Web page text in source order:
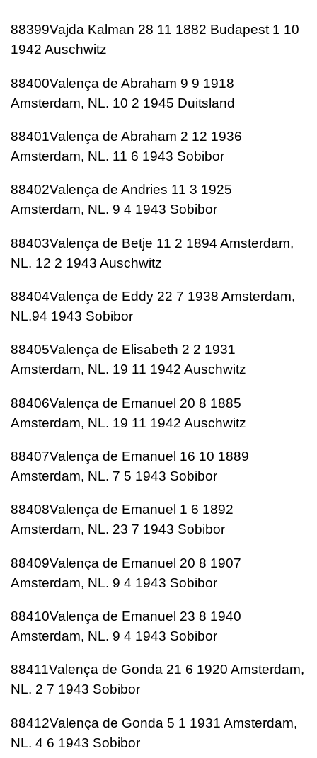
88399Vajda Kalman 28 11 1882 Budapest 1 10
1942 Auschwitz
88400Valença de Abraham 9 9 1918
Amsterdam, NL. 10 2 1945 Duitsland
88401Valença de Abraham 2 12 1936
Amsterdam, NL. 11 6 1943 Sobibor
88402Valença de Andries 11 3 1925
Amsterdam, NL. 9 4 1943 Sobibor
88403Valença de Betje 11 2 1894 Amsterdam,
NL. 12 2 1943 Auschwitz
88404Valença de Eddy 22 7 1938 Amsterdam,
NL.94 1943 Sobibor
88405Valença de Elisabeth 2 2 1931
Amsterdam, NL. 19 11 1942 Auschwitz
88406Valença de Emanuel 20 8 1885
Amsterdam, NL. 19 11 1942 Auschwitz
88407Valença de Emanuel 16 10 1889
Amsterdam, NL. 7 5 1943 Sobibor
88408Valença de Emanuel 1 6 1892
Amsterdam, NL. 23 7 1943 Sobibor
88409Valença de Emanuel 20 8 1907
Amsterdam, NL. 9 4 1943 Sobibor
88410Valença de Emanuel 23 8 1940
Amsterdam, NL. 9 4 1943 Sobibor
88411Valença de Gonda 21 6 1920 Amsterdam,
NL. 2 7 1943 Sobibor
88412Valença de Gonda 5 1 1931 Amsterdam,
NL. 4 6 1943 Sobibor